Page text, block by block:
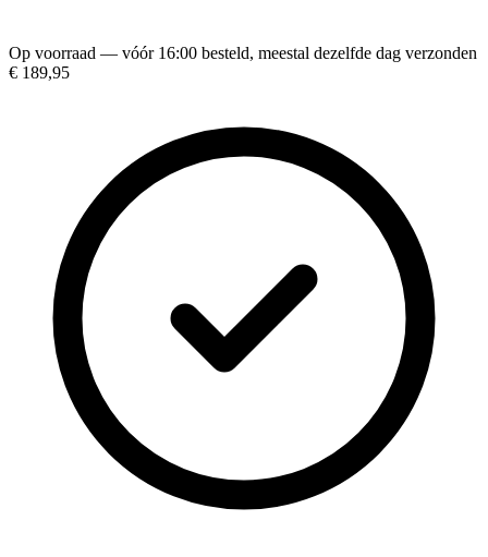
Op voorraad — vóór 16:00 besteld, meestal dezelfde dag verzonden
€ 189,95